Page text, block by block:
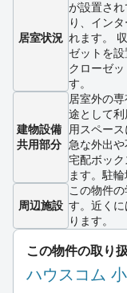
居室状況
が設置さ
り、イン
れます。
ゼットを
クローゼ
す。
建物設備
共用部分
居室外の
途として
用スペー
急な外出
宅配ボッ
ます。駐輪
周辺施設
この物件
す。近く
ります。
この物件の取り
ハウスコム